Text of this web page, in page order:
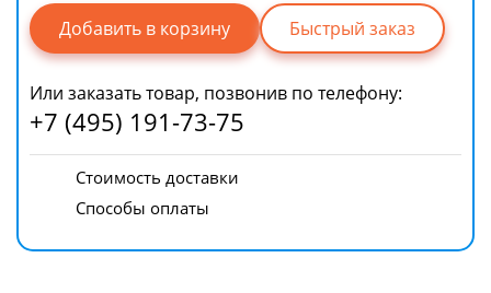
Быстрый заказ
Или заказать товар, позвонив по телефону:
+7 (495) 191-73-75
Стоимость доставки
Способы оплаты